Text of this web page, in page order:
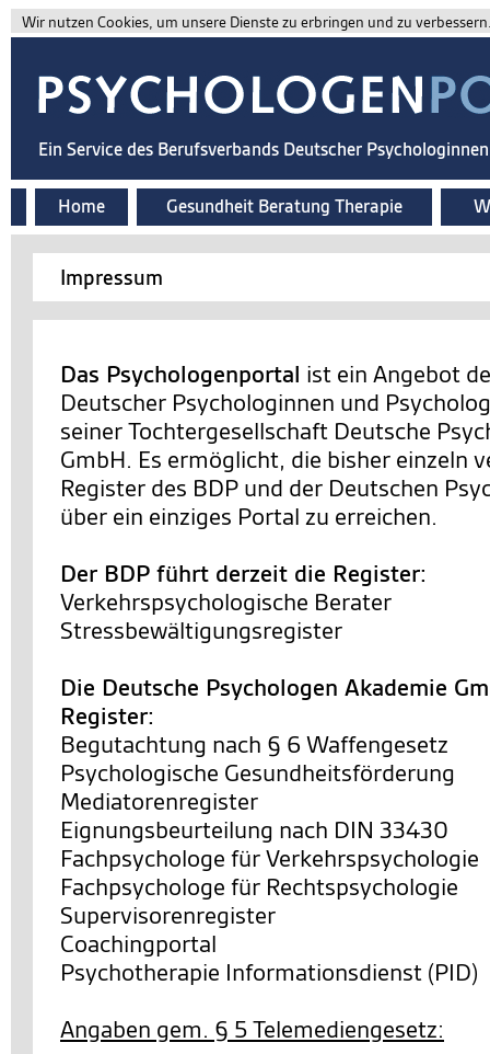
Wir nutzen Cookies, um unsere Dienste zu erbringen und zu
Ein Service des Berufsverbands Deutscher
Home Gesundheit Beratung Therapie
Impressum
Das Psychologenportal ist ein Angebot
Deutscher Psychologinnen und
seiner Tochtergesellschaft Deutsche
GmbH. Es ermöglicht, die bisher einzeln
Register des BDP und der Deutschen
über ein einziges Portal zu erreichen.
Der BDP führt derzeit die Register:
Verkehrspsychologische Berater
Stressbewältigungsregister
Die Deutsche Psychologen Akademie
Register:
Begutachtung nach § 6 Waffengesetz
Psychologische Gesundheitsförderung
Mediatorenregister
Eignungsbeurteilung nach DIN 33430
Fachpsychologe für Verkehrspsychologie
Fachpsychologe für Rechtspsychologie
Supervisorenregister
Coachingportal
Psychotherapie Informationsdienst (PID)
Angaben gem. § 5 Telemediengesetz: